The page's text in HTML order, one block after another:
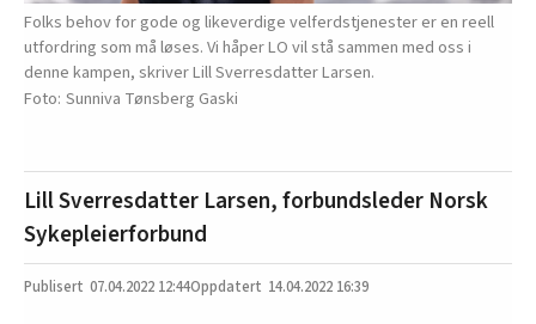
Folks behov for gode og likeverdige velferdstjenester er en reell
utfordring som må løses. Vi håper LO vil stå sammen med oss i
denne kampen, skriver Lill Sverresdatter Larsen.
Sunniva Tønsberg Gaski
Lill Sverresdatter Larsen, forbundsleder Norsk
Sykepleierforbund
07.04.2022 12:44 14.04.2022 16:39